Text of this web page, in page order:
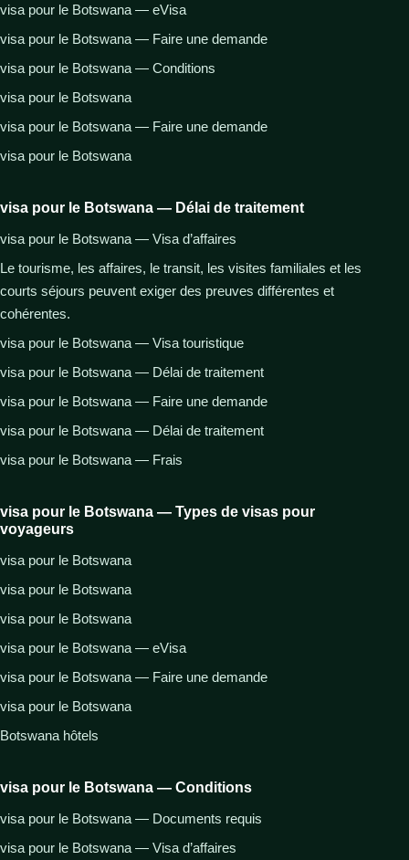
visa pour le Botswana — eVisa
visa pour le Botswana — Faire une demande
visa pour le Botswana — Conditions
visa pour le Botswana
visa pour le Botswana — Faire une demande
visa pour le Botswana
visa pour le Botswana — Délai de traitement
visa pour le Botswana — Visa d’affaires
Le tourisme, les affaires, le transit, les visites familiales et les
courts séjours peuvent exiger des preuves différentes et
cohérentes.
visa pour le Botswana — Visa touristique
visa pour le Botswana — Délai de traitement
visa pour le Botswana — Faire une demande
visa pour le Botswana — Délai de traitement
visa pour le Botswana — Frais
visa pour le Botswana — Types de visas pour
voyageurs
visa pour le Botswana
visa pour le Botswana
visa pour le Botswana
visa pour le Botswana — eVisa
visa pour le Botswana — Faire une demande
visa pour le Botswana
Botswana hôtels
visa pour le Botswana — Conditions
visa pour le Botswana — Documents requis
visa pour le Botswana — Visa d’affaires